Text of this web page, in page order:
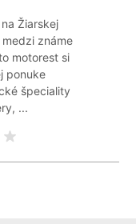
Žiarskej
známe
motorest si
ponuke
špeciality
...